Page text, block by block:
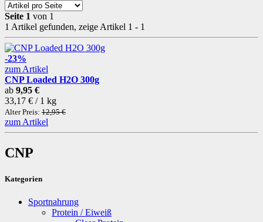
Seite 1 von 1
1 Artikel gefunden, zeige Artikel 1 - 1
-23%
zum Artikel
CNP Loaded H2O 300g
ab 9,95 €
33,17 € / 1 kg
Alter Preis: 12,95 €
zum Artikel
CNP
Kategorien
Sportnahrung
Protein / Eiweiß